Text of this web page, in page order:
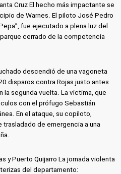
Cruz El hecho más impactante se
de Warnes. El piloto José Pedro
fue ejecutado a plena luz del
cerrado de la competencia
descendió de una vagoneta
disparos contra Rojas justo antes
la segunda vuelta. La víctima, que
con el prófugo Sebastián
En el ataque, su copiloto,
trasladado de emergencia a una
y Puerto Quijarro La jornada violenta
del departamento: